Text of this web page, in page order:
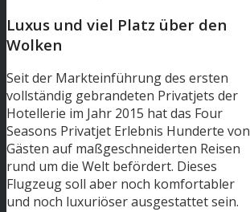
Luxus und viel Platz über den
Wolken
Seit der Markteinführung des ersten
vollständig gebrandeten Privatjets der
Hotellerie im Jahr 2015 hat das Four
Seasons Privatjet Erlebnis Hunderte von
Gästen auf maßgeschneiderten Reisen
rund um die Welt befördert. Dieses
Flugzeug soll aber noch komfortabler
und noch luxuriöser ausgestattet sein.